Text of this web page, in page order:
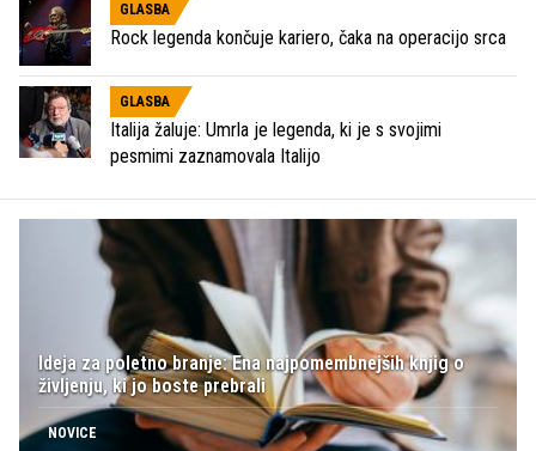
GLASBA
Rock legenda končuje kariero, čaka na operacijo srca
GLASBA
Italija žaluje: Umrla je legenda, ki je s svojimi
pesmimi zaznamovala Italijo
Ideja za poletno branje: Ena najpomembnejših knjig o
življenju, ki jo boste prebrali
NOVICE